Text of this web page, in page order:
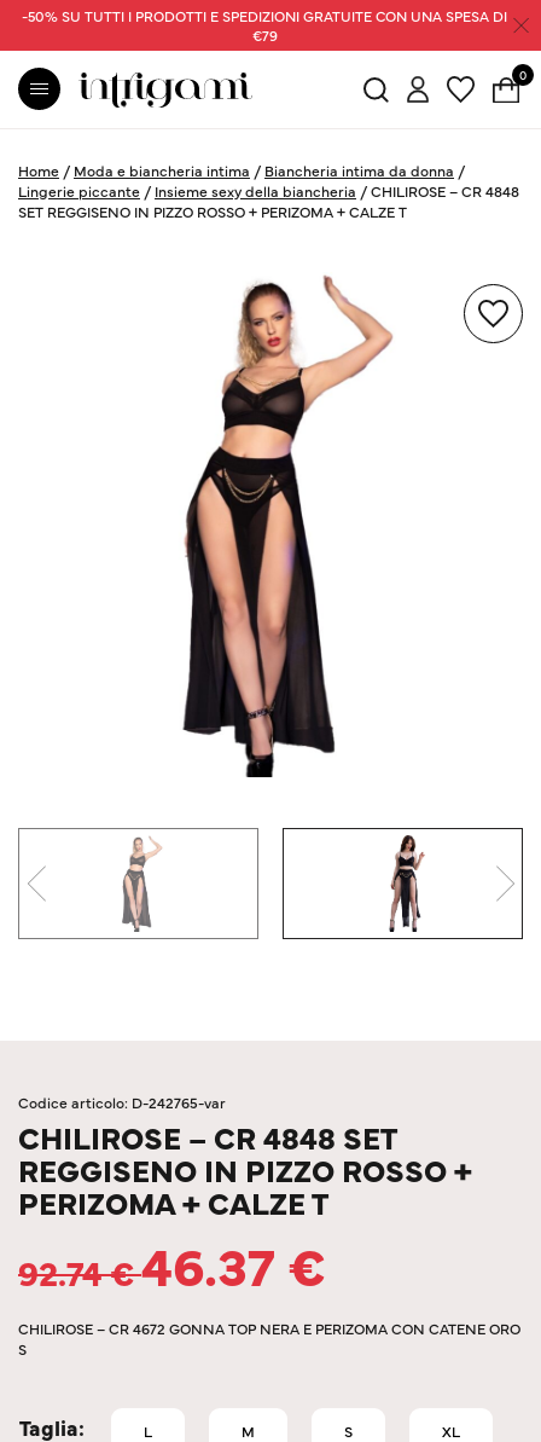
-50% SU TUTTI I PRODOTTI E SPEDIZIONI GRATUITE CON UNA SPESA DI
€79
0
Home / Moda e biancheria intima / Biancheria intima da donna /
Lingerie piccante / Insieme sexy della biancheria /CHILIROSE – CR 4848
SET REGGISENO IN PIZZO ROSSO + PERIZOMA + CALZE T
Codice articolo: D-242765-var
CHILIROSE – CR 4848 SET
REGGISENO IN PIZZO ROSSO +
PERIZOMA + CALZE T
92.74€46.37€
CHILIROSE – CR 4672 GONNA TOP NERA E PERIZOMA CON CATENE ORO
S
Taglia L M S XL